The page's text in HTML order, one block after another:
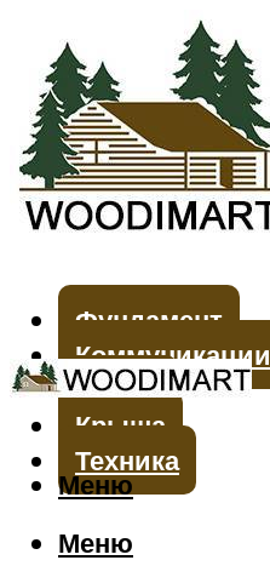
Фундамент
Коммуникации
Стены
Крыша
Техника
Меню
Меню